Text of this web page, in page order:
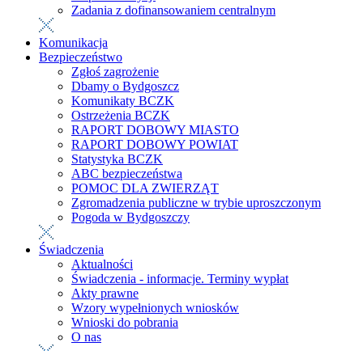
Zadania z dofinansowaniem centralnym
Komunikacja
Bezpieczeństwo
Zgłoś zagrożenie
Dbamy o Bydgoszcz
Komunikaty BCZK
Ostrzeżenia BCZK
RAPORT DOBOWY MIASTO
RAPORT DOBOWY POWIAT
Statystyka BCZK
ABC bezpieczeństwa
POMOC DLA ZWIERZĄT
Zgromadzenia publiczne w trybie uproszczonym
Pogoda w Bydgoszczy
Świadczenia
Aktualności
Świadczenia - informacje. Terminy wypłat
Akty prawne
Wzory wypełnionych wniosków
Wnioski do pobrania
O nas